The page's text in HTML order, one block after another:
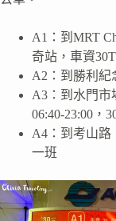
A1：到MRT
奇站，車資
A2：到勝利紀
A3：到水門市
06:40-23:00，
A4：到考山路
一班